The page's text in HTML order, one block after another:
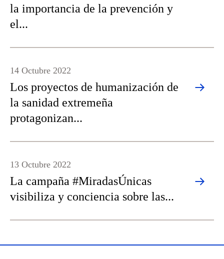
la importancia de la prevención y
el...
Los proyectos de humanización de
la sanidad extremeña
protagonizan...
14 Octubre 2022
La campaña #MiradasÚnicas
visibiliza y conciencia sobre las...
13 Octubre 2022